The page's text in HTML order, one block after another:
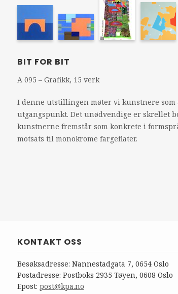
BIT FOR BIT
A 095 – Grafikk, 15 verk
I denne utstillingen møter vi kunstnere
utgangspunkt. Det unødvendige er skrellet
kunstnerne fremstår som konkrete i
motsats til monokrome fargeflater.
KONTAKT OSS
Besøksadresse: Nannestadgata 7, 0654 Oslo
Postadresse: Postboks 2935 Tøyen, 0608 Oslo
Epost: post@kpa.no